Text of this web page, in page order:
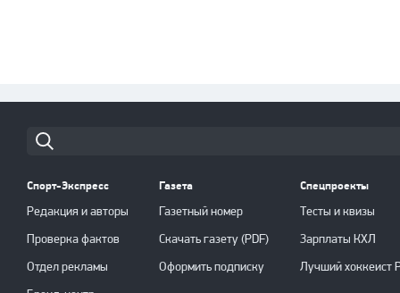
Cпорт-Экспресс
Редакция и авторы
Проверка фактов
Отдел рекламы
Газета
Газетный номер
Скачать газету (PDF)
Оформить подписку
Спецпроекты
Тесты и квизы
Зарплаты КХЛ
Лучший хоккеист